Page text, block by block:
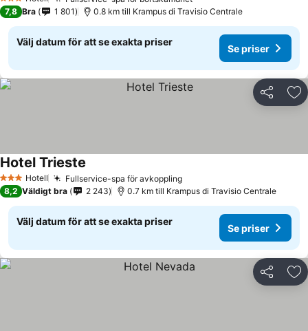
3 Stjärnor
7,8 Bra 1 801 0.8 km till Krampus di Travisio Centrale
Välj datum för att se exakta priser
Se priser
Dela
3 StjärnorHotell Fullservice-spa för avkopplingSe priser
Hotel Trieste
8,2 Väldigt bra 2 243 0.7 km till Krampus di Travisio Centrale
Välj datum för att se exakta priser
Se priser
Dela